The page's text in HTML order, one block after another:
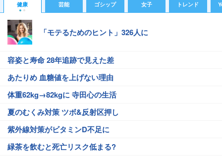
健康 芸能 ゴシップ 女子 トレンド
「モテるためのヒント」326人に
容姿と寿命 28年追跡で見えた差
あたりめ 血糖値を上げない理由
体重62kg→82kgに 寺田心の生活
夏のむくみ対策 ツボ&反射区押し
紫外線対策がビタミンD不足に
緑茶を飲むと死亡リスク低まる?